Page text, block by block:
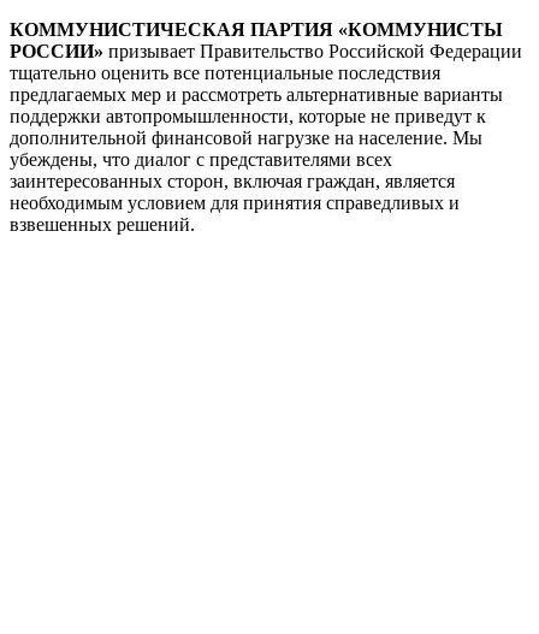
КОММУНИСТИЧЕСКАЯ ПАРТИЯ «КОММУНИСТЫ
РОССИИ» призывает Правительство Российской Федерации
тщательно оценить все потенциальные последствия
предлагаемых мер и рассмотреть альтернативные варианты
поддержки автопромышленности, которые не приведут к
дополнительной финансовой нагрузке на население. Мы
убеждены, что диалог с представителями всех
заинтересованных сторон, включая граждан, является
необходимым условием для принятия справедливых и
взвешенных решений.